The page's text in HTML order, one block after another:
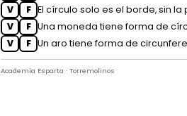
V
F El círculo solo es el borde, sin
V
F Una moneda tiene forma de
V
F Un aro tiene forma de
Academia Esparta · Torremolinos